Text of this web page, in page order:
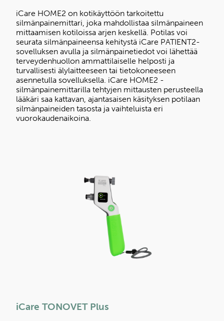
iCare HOME2 on kotikäyttöön tarkoitettu
silmänpainemittari, joka mahdollistaa silmänpaineen
mittaamisen kotiloissa arjen keskellä. Potilas voi
seurata silmänpaineensa kehitystä iCare PATIENT2-
sovelluksen avulla ja silmänpainetiedot voi lähettää
terveydenhuollon ammattilaiselle helposti ja
turvallisesti älylaitteeseen tai tietokoneeseen
asennetulla sovelluksella. iCare HOME2 -
silmänpainemittarilla tehtyjen mittausten perusteella
lääkäri saa kattavan, ajantasaisen käsityksen potilaan
silmänpaineiden tasosta ja vaihteluista eri
vuorokaudenaikoina.
iCare TONOVET Plus